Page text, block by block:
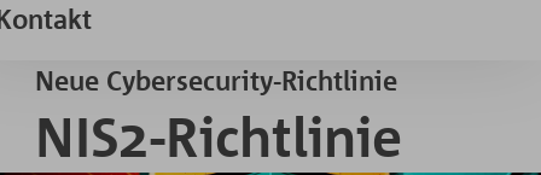
Neue Cybersecurity-Richtlinie
NIS2-Richtlinie